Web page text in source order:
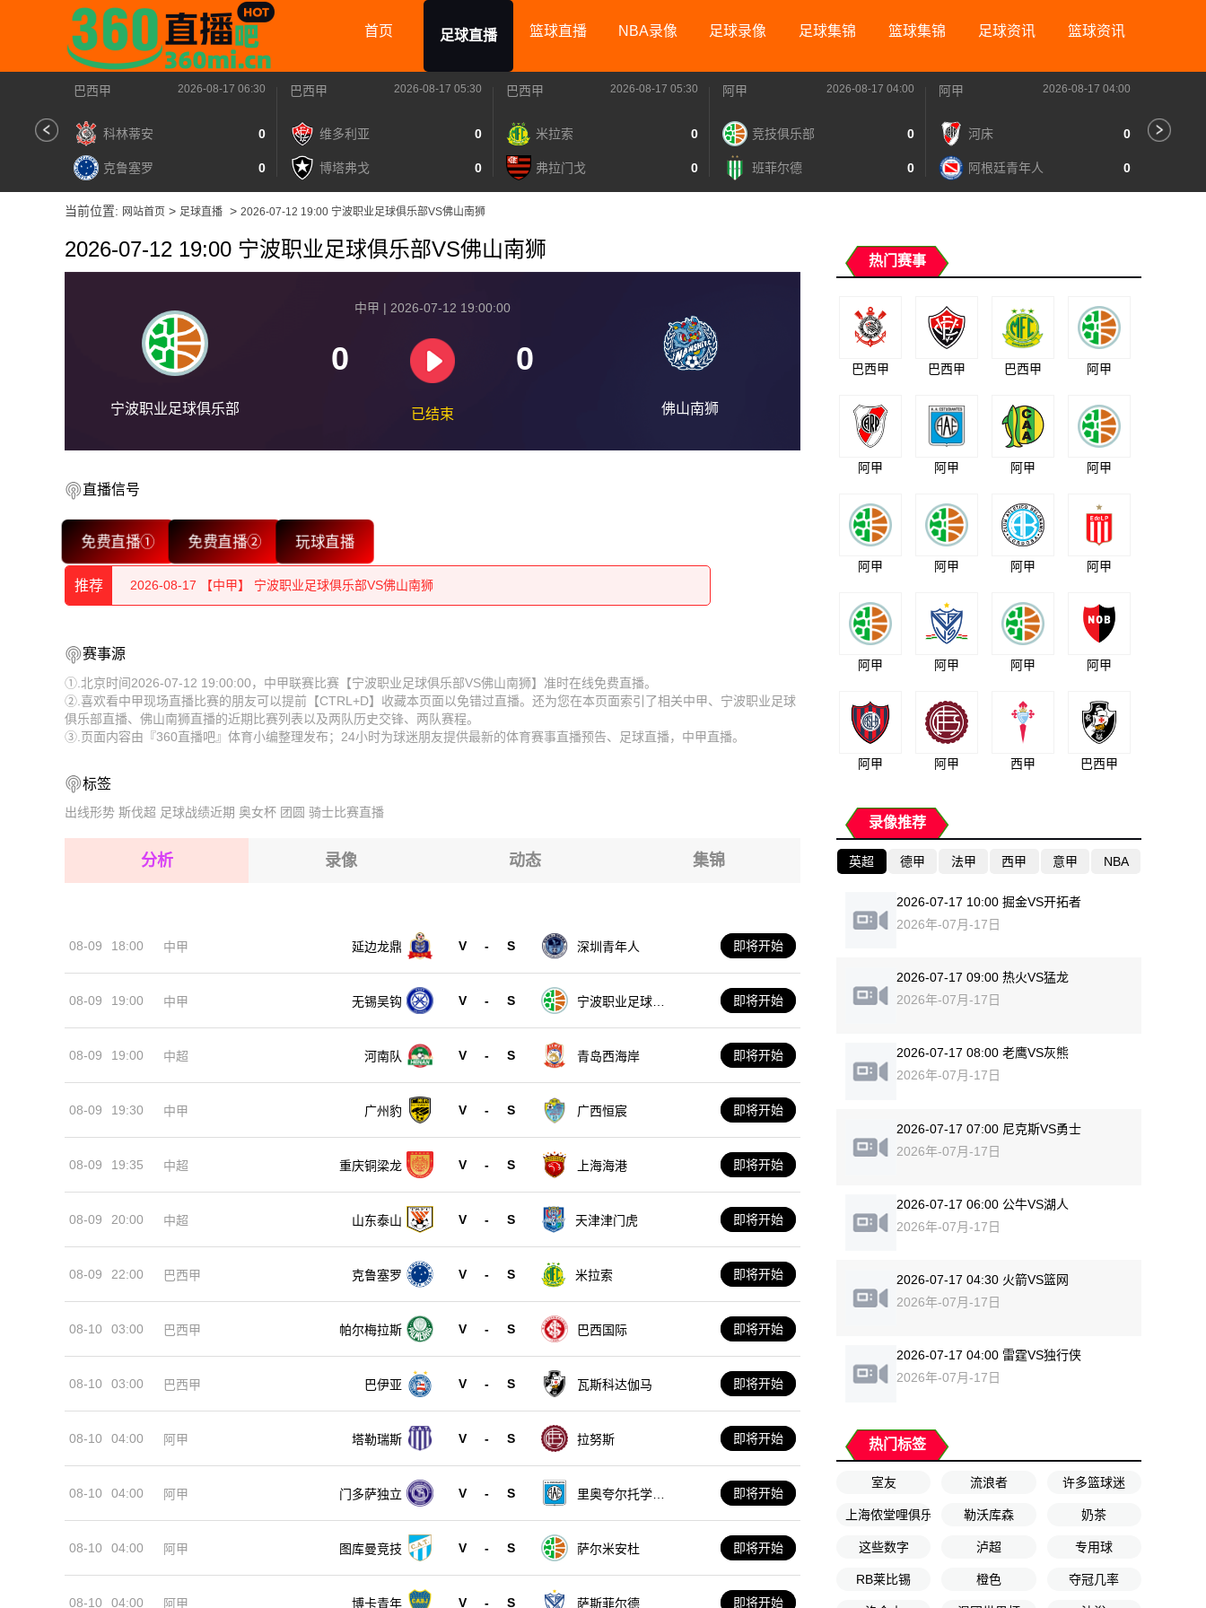
首页 足球直播 篮球直播 NBA录像 足球录像 足球集锦 篮球集锦 足球资讯 篮球资讯
巴西甲 2026-08-17 06:30
科林蒂安 0
克鲁塞罗 0
巴西甲 2026-08-17 05:30
维多利亚 0
博塔弗戈 0
巴西甲 2026-08-17 05:30
米拉索 0
弗拉门戈 0
阿甲 2026-08-17 04:00
竞技俱乐部 0
班菲尔德 0
阿甲 2026-08-17 04:00
河床 0
阿根廷青年人 0
当前位置: 网站首页 > 足球直播 > 2026-07-12 19:00 宁波职业足球俱乐部VS佛山南狮
2026-07-12 19:00 宁波职业足球俱乐部VS佛山南狮
宁波职业足球俱乐部
中甲 | 2026-07-12 19:00:00
0 0
已结束 佛山南狮
直播信号
免费直播① 免费直播② 玩球直播
推荐
2026-08-17 【中甲】 宁波职业足球俱乐部VS佛山南狮
2026-08-17 【中甲】 宁波职业足球俱乐部VS佛山南狮
2026-08-17 【中甲】 宁波职业足球俱乐部VS佛山南狮
2026-08-17 【中甲】 宁波职业足球俱乐部VS佛山南狮
2026-08-17 【中甲】 宁波职业足球俱乐部VS佛山南狮
2026-08-17 【中甲】 宁波职业足球俱乐部VS佛山南狮
2026-08-17 【中甲】 宁波职业足球俱乐部VS佛山南狮
2026-08-17 【中甲】 宁波职业足球俱乐部VS佛山南狮
2026-08-17 【中甲】 宁波职业足球俱乐部VS佛山南狮
2026-08-17 【中甲】 宁波职业足球俱乐部VS佛山南狮
2026-08-17 【中甲】 宁波职业足球俱乐部VS佛山南狮
2026-08-17 【中甲】 宁波职业足球俱乐部VS佛山南狮
赛事源
①.北京时间2026-07-12 19:00:00，中甲联赛比赛【宁波职业足球俱乐部VS佛山南狮】准时在线免费直播。
②.喜欢看中甲现场直播比赛的朋友可以提前【CTRL+D】收藏本页面以免错过直播。还为您在本页面索引了相关中甲、宁波职业足球
俱乐部直播、佛山南狮直播的近期比赛列表以及两队历史交锋、两队赛程。
③.页面内容由『360直播吧』体育小编整理发布；24小时为球迷朋友提供最新的体育赛事直播预告、足球直播，中甲直播。
标签
出线形势 斯伐超 足球战绩近期 奥女杯 团圆 骑士比赛直播
分析 录像 动态 集锦
08-09 18:00 中甲 延边龙鼎 V - S 深圳青年人 即将开始
08-09 19:00 中甲 无锡吴钩 V - S
宁波职业足球俱
即将开始
08-09 19:00 中超 河南队 V - S 青岛西海岸 即将开始
08-09 19:30 中甲 广州豹 V - S 广西恒宸 即将开始
08-09 19:35 中超 重庆铜梁龙 V - S 上海海港 即将开始
08-09 20:00 中超 山东泰山 V - S 天津津门虎 即将开始
08-09 22:00 巴西甲 克鲁塞罗 V - S 米拉索 即将开始
08-10 03:00 巴西甲 帕尔梅拉斯 V - S 巴西国际 即将开始
08-10 03:00 巴西甲 巴伊亚 V - S 瓦斯科达伽马 即将开始
08-10 04:00 阿甲 塔勒瑞斯 V - S 拉努斯 即将开始
08-10 04:00 阿甲 门多萨独立 V - S
里奥夸尔托学生
即将开始
08-10 04:00 阿甲 图库曼竞技 V - S 萨尔米安杜 即将开始
08-10 04:00 阿甲 博卡青年 V - S 萨斯菲尔德 即将开始
热门赛事
巴西甲 巴西甲 巴西甲 阿甲
阿甲 阿甲 阿甲 阿甲
阿甲 阿甲 阿甲 阿甲
阿甲 阿甲 阿甲 阿甲
阿甲 阿甲 西甲 巴西甲
录像推荐
英超 德甲 法甲 西甲 意甲 NBA
2026-07-17 10:00 掘金VS开拓者
2026年-07月-17日
2026-07-17 09:00 热火VS猛龙
2026年-07月-17日
2026-07-17 08:00 老鹰VS灰熊
2026年-07月-17日
2026-07-17 07:00 尼克斯VS勇士
2026年-07月-17日
2026-07-17 06:00 公牛VS湖人
2026年-07月-17日
2026-07-17 04:30 火箭VS篮网
2026年-07月-17日
2026-07-17 04:00 雷霆VS独行侠
2026年-07月-17日
热门标签
室友 流浪者 许多篮球迷
上海侬堂哩俱乐部 勒沃库森 奶茶
这些数字 泸超 专用球
RB莱比锡 橙色 夺冠几率